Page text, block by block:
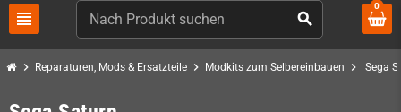
view_headline search
0
chevron_right Reparaturen, Mods & Ersatzteile chevron_right Modkits zum Selbereinbauen chevron_right Sega